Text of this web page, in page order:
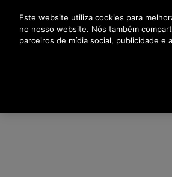
Prima Enter para saltar para o
Este website utiliza cookies para
no nosso website. Nós também
parceiros de mídia social, publicidade e